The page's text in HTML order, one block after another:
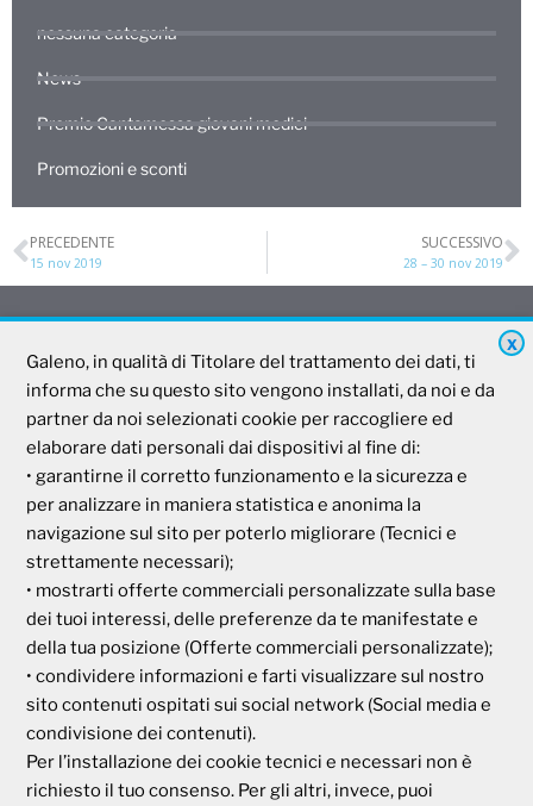
nessuna categoria
News
Premio Cantamessa giovani medici
Promozioni e sconti
PRECEDENTE
15 nov 2019
SUCCESSIVO
28 – 30 nov 2019
Galeno
Società Mutua Cooperativa
Via Parigi, 11
00185 Roma
P.I e C.F. 04273791006
Tel. 800 99 93 83
Fax 06 44 24 87 05
e-mail:backoffice@cassagaleno.it
X
Galeno, in qualità di Titolare del trattamento dei dati, ti
informa che su questo sito vengono installati, da noi e da
partner da noi selezionati cookie per raccogliere ed
elaborare dati personali dai dispositivi al fine di:
• garantirne il corretto funzionamento e la sicurezza e
per analizzare in maniera statistica e anonima la
navigazione sul sito per poterlo migliorare (Tecnici e
strettamente necessari);
• mostrarti offerte commerciali personalizzate sulla base
dei tuoi interessi, delle preferenze da te manifestate e
della tua posizione (Offerte commerciali personalizzate);
• condividere informazioni e farti visualizzare sul nostro
sito contenuti ospitati sui social network (Social media e
condivisione dei contenuti).
Per l’installazione dei cookie tecnici e necessari non è
richiesto il tuo consenso. Per gli altri, invece, puoi